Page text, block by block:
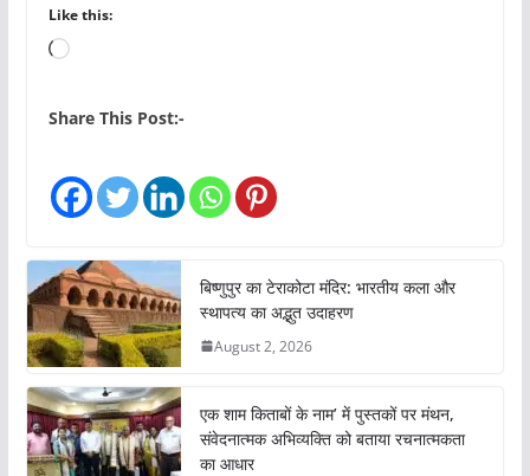
Like this:
L
a
n
…
Share This Post:-
बिष्णुपुर का टेराकोटा मंदिर: भारतीय कला और
स्थापत्य का अद्भुत उदाहरण
August 2, 2026
एक शाम किताबों के नाम’ में पुस्तकों पर मंथन,
संवेदनात्मक अभिव्यक्ति को बताया रचनात्मकता
का आधार